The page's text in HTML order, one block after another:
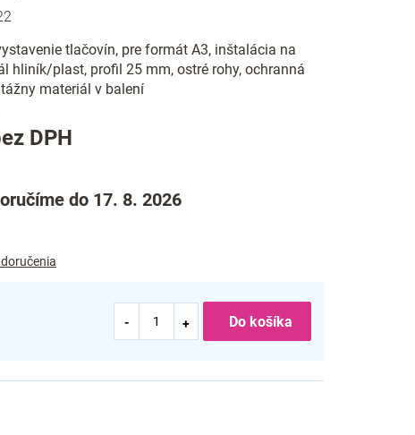
tlačovín, pre formát A3, inštalácia na
hliník/plast, profil 25 mm, ostré rohy, ochranná
materiál v balení
DPH
do 17. 8. 2026
Do košíka